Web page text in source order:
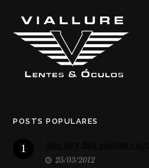
POSTS POPULARES
1
25/03/2012